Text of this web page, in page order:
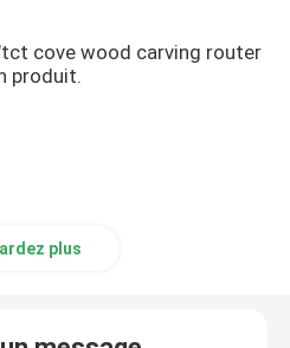
cove wood carving router
produit.
plus